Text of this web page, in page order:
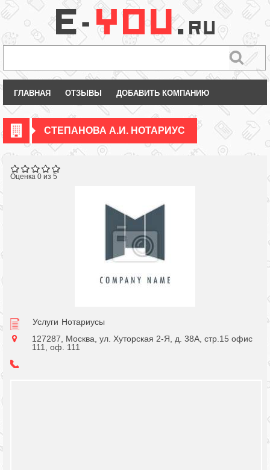
ГЛАВНАЯ ОТЗЫВЫ ДОБАВИТЬ КОМПАНИЮ
СТЕПАНОВА А.И. НОТАРИУС
Оценка 0 из 5
Услуги Нотариусы
127287, Москва, ул. Хуторская 2-Я, д. 38А, стр.15 офис
111, оф. 111